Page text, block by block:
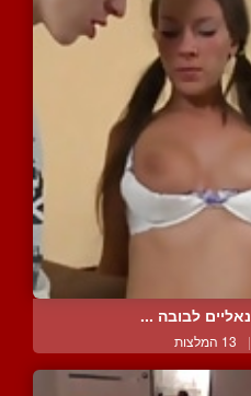
לבובה ...
| 13 המלצות